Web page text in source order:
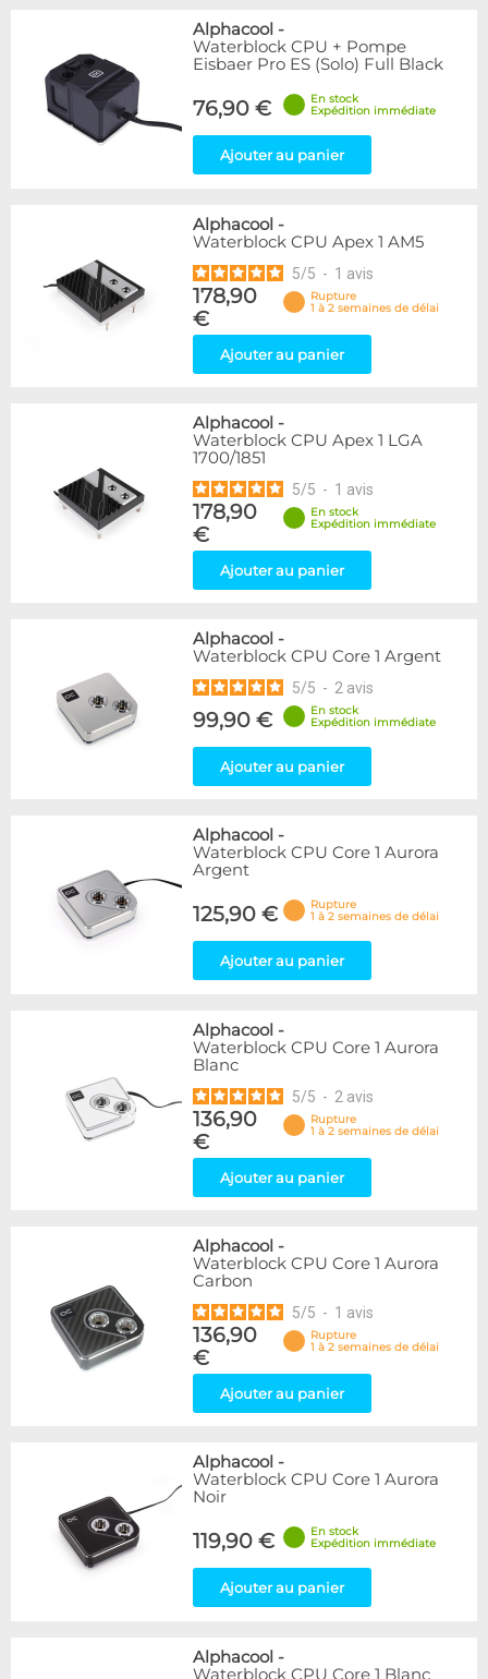
Alphacool -
Waterblock CPU + Pompe
Eisbaer Pro ES (Solo) Full Black
76,90 €
En stock
Expédition immédiate
Ajouter au panier
Alphacool -
Waterblock CPU Apex 1 AM5
5/5 - 1 avis
178,90
€
Rupture
1 à 2 semaines de délai
Ajouter au panier
Alphacool -
Waterblock CPU Apex 1 LGA
1700/1851
5/5 - 1 avis
178,90
€
En stock
Expédition immédiate
Ajouter au panier
Alphacool -
Waterblock CPU Core 1 Argent
5/5 - 2 avis
99,90 €
En stock
Expédition immédiate
Ajouter au panier
Alphacool -
Waterblock CPU Core 1 Aurora
Argent
125,90 €
Rupture
1 à 2 semaines de délai
Ajouter au panier
Alphacool -
Waterblock CPU Core 1 Aurora
Blanc
5/5 - 2 avis
136,90
€
Rupture
1 à 2 semaines de délai
Ajouter au panier
Alphacool -
Waterblock CPU Core 1 Aurora
Carbon
5/5 - 1 avis
136,90
€
Rupture
1 à 2 semaines de délai
Ajouter au panier
Alphacool -
Waterblock CPU Core 1 Aurora
Noir
119,90 €
En stock
Expédition immédiate
Ajouter au panier
Alphacool -
Waterblock CPU Core 1 Blanc